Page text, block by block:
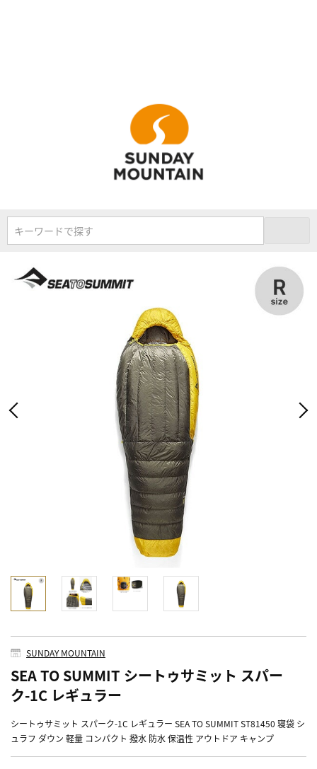
キーワードで探す
SUNDAY MOUNTAIN
SEA TO SUMMIT シートゥサミット スパー
ク-1C レギュラー
シートゥサミット スパーク-1C レギュラー SEA TO SUMMIT ST81450 寝袋 シ
ュラフ ダウン 軽量 コンパクト 撥水 防水 保温性 アウトドア キャンプ